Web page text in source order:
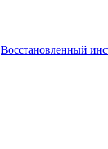
Восстановленный